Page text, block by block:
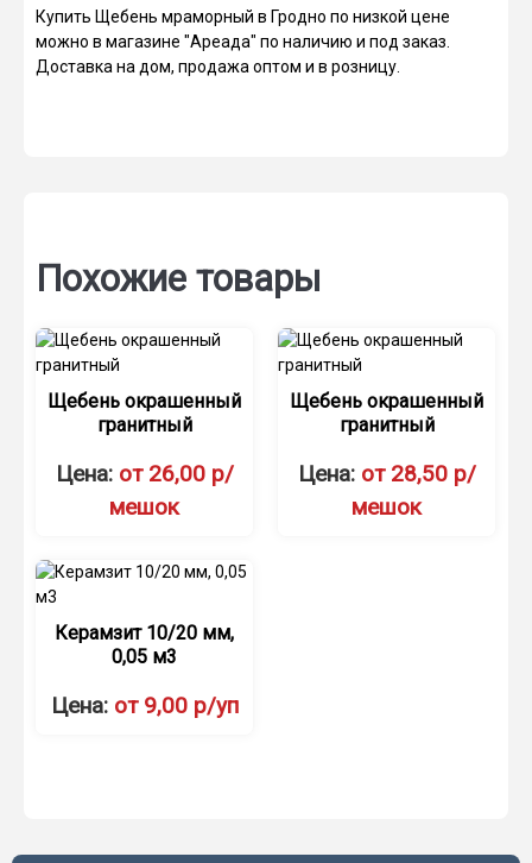
Купить Щебень мраморный в Гродно по низкой цене
можно в магазине "Ареада" по наличию и под заказ.
Доставка на дом, продажа оптом и в розницу.
Похожие товары
Щебень окрашенный
гранитный
Цена: от 26,00 р/
мешок
Щебень окрашенный
гранитный
Цена: от 28,50 р/
мешок
Керамзит 10/20 мм,
0,05 м3
Цена: от 9,00 р/уп